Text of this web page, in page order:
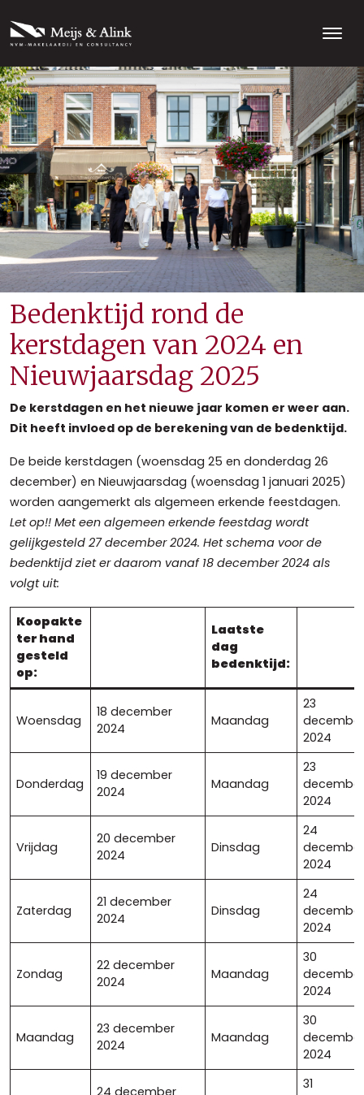
Bedenktijd rond de
kerstdagen van 2024 en
Nieuwjaarsdag 2025
De kerstdagen en het nieuwe jaar komen er weer aan.
Dit heeft invloed op de berekening van de bedenktijd.
De beide kerstdagen (woensdag 25 en donderdag 26
december) en Nieuwjaarsdag (woensdag 1 januari 2025)
worden aangemerkt als algemeen erkende feestdagen.
Let op!! Met een algemeen erkende feestdag wordt
gelijkgesteld 27 december 2024. Het schema voor de
bedenktijd ziet er daarom vanaf 18 december 2024 als
volgt uit:
Koopakte
ter hand
gesteld
op:
Laatste
dag
bedenktijd:
Woensdag
18 december
2024
Maandag
23
2024
Donderdag
19 december
2024
Maandag
23
2024
Vrijdag
20 december
2024
Dinsdag
24
2024
Zaterdag
21 december
2024
Dinsdag
24
2024
Zondag
22 december
2024
Maandag
30
2024
Maandag
23 december
2024
Maandag
30
2024
24 december
31